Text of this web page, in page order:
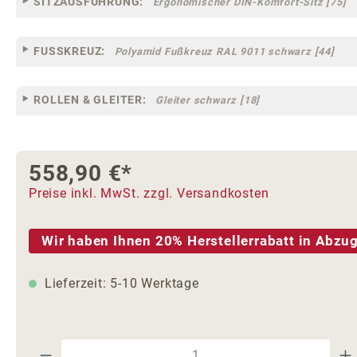
FUSSKREUZ: Polyamid Fußkreuz RAL 9011 schwarz [44]
ROLLEN & GLEITER: Gleiter schwarz [18]
558,90 €*
Preise inkl. MwSt. zzgl. Versandkosten
Wir haben Ihnen 20% Herstellerrabatt in
Lieferzeit: 5-10 Werktage
Produkt Anzahl: Gib den